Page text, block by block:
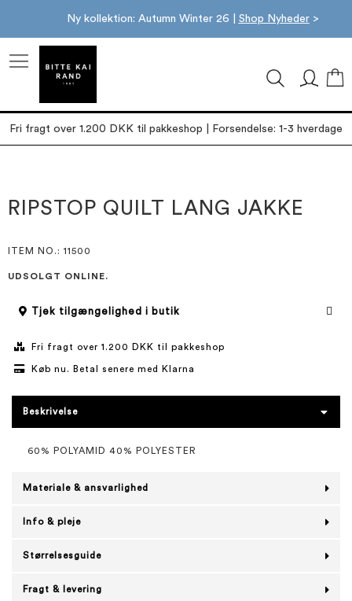
Ny kollektion: Autumn Winter 26 | Shop Nyheder>
Fri fragt over 1.200 DKK til pakkeshop | Forsendelse: 1-3 hverdage
slutningen
af
starten
af
RIPSTOP QUILT LANG JAKKE
ITEM NO. : 11500
UDSOLGT ONLINE.
Tjek tilgængelighed i butik
Fri fragt over 1.200 DKK til pakkeshop
Køb nu. Betal senere med Klarna
Beskrivelse
60% POLYAMID 40% POLYESTER
Materiale & ansvarlighed
Info & pleje
Størrelsesguide
Fragt & levering